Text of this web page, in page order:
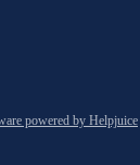
powered by Helpjuice